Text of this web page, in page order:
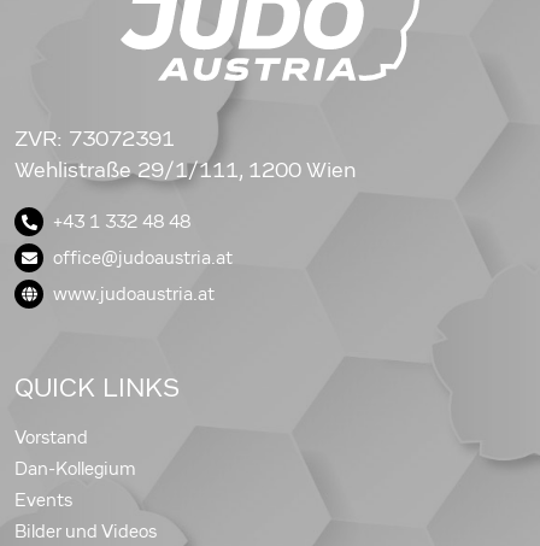
ZVR: 73072391
Wehlistraße 29/1/111, 1200 Wien
+43 1 332 48 48
office@judoaustria.at
www.judoaustria.at
QUICK LINKS
Vorstand
Dan-Kollegium
Events
Bilder und Videos